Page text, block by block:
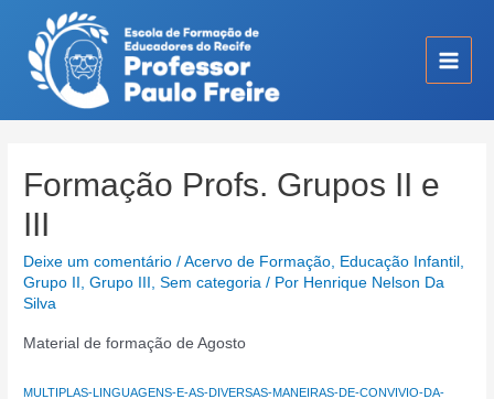
conteúdo
Main
Formação Profs. Grupos II e
III
Deixe um comentário /Acervo de Formação, Educação Infantil ,
Grupo II ,Grupo III ,Sem categoria / Por Henrique Nelson Da
Silva
Material de formação de Agosto
MULTIPLAS-LINGUAGENS-E-AS-DIVERSAS-MANEIRAS-DE-CONVIVIO-DA-